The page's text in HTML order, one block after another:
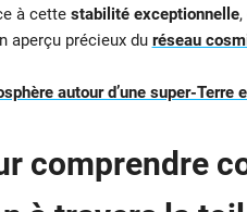
à cette stabilité exceptionnelle,
aperçu précieux du réseau
autour d’une super-Terre
comprendre